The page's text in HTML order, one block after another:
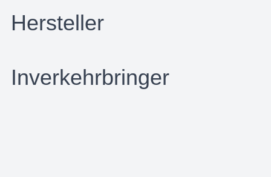
Hersteller
Inverkehrbringer